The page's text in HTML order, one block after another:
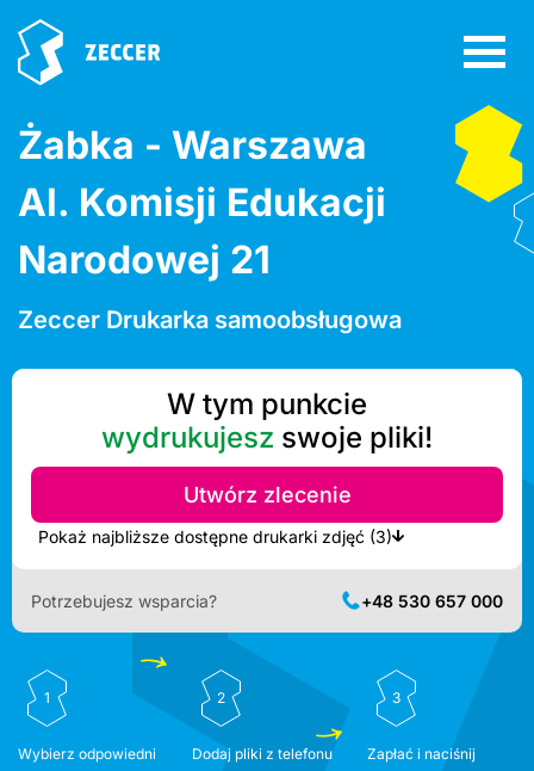
Żabka - Warszawa
Al. Komisji Edukacji
Narodowej 21
Zeccer Drukarka samoobsługowa
W tym punkcie
wydrukujesz swoje pliki!
Utwórz zlecenie
Pokaż najbliższe dostępne drukarki zdjęć (3)
Potrzebujesz wsparcia? +48 530 657 000
1
Wybierz odpowiedni
2
Dodaj pliki z telefonu
3
Zapłać i naciśnij